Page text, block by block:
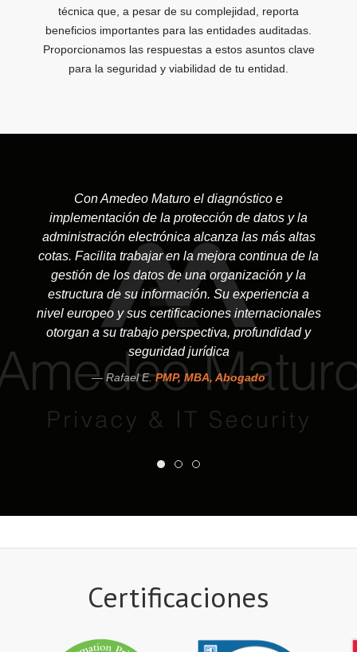
técnica que, a pesar de su complejidad, reporta
beneficios importantes para las entidades auditadas.
Proporcionamos las respuestas a estos asuntos clave
para la seguridad y viabilidad de tu entidad.
Con Amedeo Maturo el diagnóstico e
implementación de la protección de datos y la
administración electrónica alcanza las más altas
cotas. Facilita trabajar en la mejora continua de la
gestión de los datos de una organización y la
estructura de su información. Su experiencia a
nivel europeo y sus certificaciones internacionales
otorgan a su trabajo perspectiva, profundidad y
seguridad jurídica
Rafael E.PMP, MBA, Abogado
Certificaciones